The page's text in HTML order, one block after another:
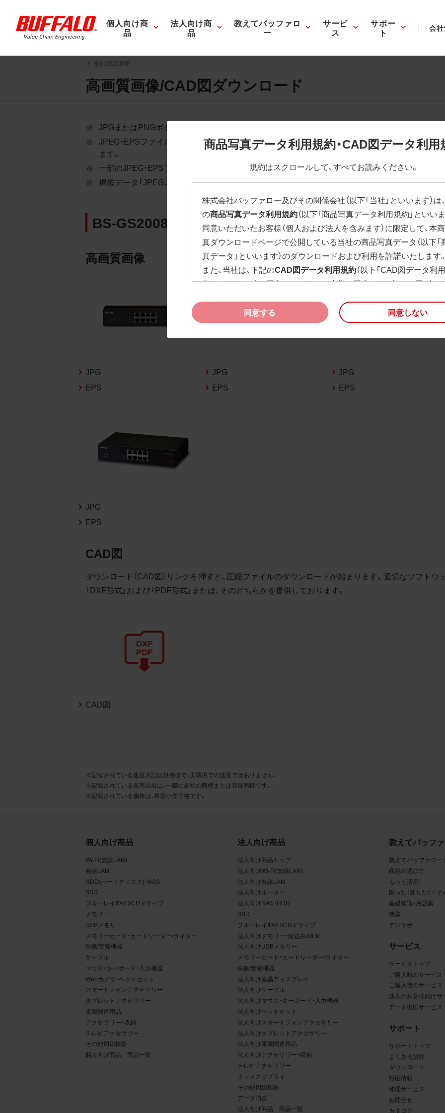
個人向け商
品
法人向け商
品
教えてバッファロ
ー
サービ
ス
サポー
ト 会
BS-GS2008P
高画質画像/CAD図ダウンロード
商品写真データ利用規約・CAD図データ利用
規約はスクロールして、すべてお読みください。
株式会社バッファロー及びその関係会社（以下「当社」といいます）は
の商品写真データ利用規約（以下「商品写真データ利用規約」といい
同意いただいたお客様（個人および法人を含みます）に限定して、本
真ダウンロードページで公開している当社の商品写真データ（以下「
真データ」といいます）のダウンロードおよび利用を許諾いたします。
また、当社は、下記のCAD図データ利用規約（以下「CAD図データ利
約」といいます）に同意いただいたお客様に限定して、本CAD図ダウ
ます）の利用を許諾いたします。
お客様が「同意する」ボタンをクリックされた場合、商品写真データ
約及びCAD図データ利用規約に同意いただいたものとみなされます
告なく変更されることがあります。各データをダウンロードする際
3.遵守事項
お客様は、商品写真データの利用に際し、次の各号に掲げる事項を遵
とするような態様で、商品写真データを利用しないこと
データの利用に起因して発生した一切の損害について、当社はその賠
責任を負いません。また、商品写真データの内容は予告なしに変更
載を中止することがありますのでご了承ください。
5.商品写真データ利用規約の違反
商品写真データ利用規約に違反した場合、お客様は直ちに商品写真デ
の利用を中止し、消去するものとします。また、商品写真データ利用
違反したことにより、当社に損害が生じた場合、お客様はその損害を
るものとします。
商品写真データ利用規約に定めのない事項については、当社Webサ
利用条件（https://www.buffalo.jp/other/about.html
）によるものとし、同
条件と異なる事項を定めた条項については、商品写真データ利用規約
先することとします。
CAD図データ利用規約
1.権利の帰属
お客様は、CAD図データに関する著作権等の一切の権利が当社又は当
製造委託する第三者に帰属することに同意します。
同意する 同意しない
JPGまたはPNGボタンを押すと画像の表示。EPSボタンを押すと圧縮ファイルのダウンロードが始
JPEG・EPSファイルにはパスが設定されています。画像編集の際に便利です。PNG画像は原則
ます。
一部のJPEG・EPSファイルにはパスが設定されていない場合があります。ご了承ください。
掲載データ「JPEG、PNG : 低解像度(RGBカラー)」 「EPS : 高解像度(CMYKカラー)」
BS-GS2008P
高画質画像
JPG
EPS
JPG
EPS
JPG
EPS
JPG
EPS
CAD図
ダウンロード（CAD図）リンクを押すと、圧縮ファイルのダウンロードが始まります。適切なソフトウ
「DXF形式」および「PDF形式」または、そのどちらかを提供しております。
CAD図
※記載されている速度表記は規格値で、実環境での速度ではありません。
※記載されている各商品名は、一般に各社の商標または登録商標です。
※記載されている価格は、希望小売価格です。
個人向け商品
Wi-Fi(無線LAN)
有線LAN
HDD(ハードディスク)・NAS
SSD
ブルーレイ/DVD/CDドライブ
メモリー
USBメモリー
メモリーカード・カードリーダー/ライター
映像/音響機器
ケーブル
マウス・キーボード・入力機器
Webカメラ・ヘッドセット
スマートフォンアクセサリー
タブレットアクセサリー
電源関連用品
アクセサリー・収納
テレビアクセサリー
その他周辺機器
個人向け商品 商品一覧
法人向け商品
法人向け商品トップ
法人向けWi-Fi(無線LAN)
法人向け有線LAN
法人向けルーター
法人向けNAS・HDD
SSD
ブルーレイ/DVD/CDドライブ
法人向けメモリー・組込み/OEM
法人向けUSBメモリー
メモリーカード・カードリーダー/ライター
映像/音響機器
法人向け液晶ディスプレイ
法人向けケーブル
法人向けマウス・キーボード・入力機器
法人向けヘッドセット
法人向けスマートフォンアクセサリー
法人向けタブレットアクセサリー
法人向け電源関連用品
法人向けアクセサリー・収納
テレビアクセサリー
オフィスサプライ
その他周辺機器
データ消去
法人向け商品 商品一覧
教えてバッフ
教えてバッファロー
商品の選び方
もっと活用！
困った！知りたい！
基礎知識・用語集
特集
デジラボ
サービス
サービストップ
ご購入時のサービス
ご購入後のサービス
法人のお客様向けサ
データ復旧サービス
サポート
サポートトップ
よくある質問
ダウンロード
対応情報
修理サービス
お問合せ
カタログ